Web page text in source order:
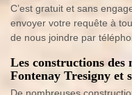
C’est gratuit et sans
envoyer votre requête à
de nous joindre par
Les constructions des
Fontenay Tresigny et